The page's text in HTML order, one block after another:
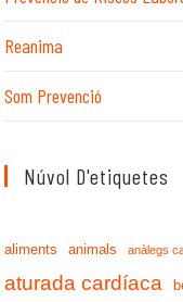
Reanima
Som Prevenció
Núvol D'etiquetes
aliments animals anàlegs
aturada cardíaca